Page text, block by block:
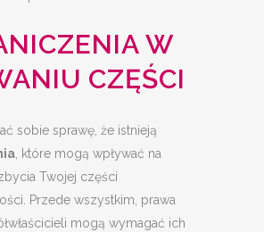
W
CZĘŚCI
sobie sprawę, że istnieją
, które mogą wpływać na
Twojej części
Przede wszystkim, prawa
mogą wymagać ich